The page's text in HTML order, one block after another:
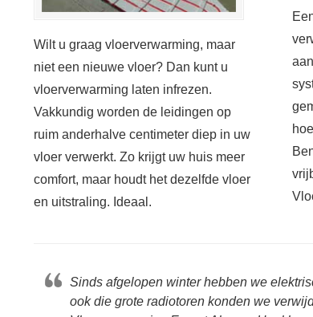
Wilt u graag vloerverwarming, maar
niet een nieuwe vloer? Dan kunt u
vloerverwarming laten infrezen.
Vakkundig worden de leidingen op
ruim anderhalve centimeter diep in uw
vloer verwerkt. Zo krijgt uw huis meer
comfort, maar houdt het dezelfde vloer
en uitstraling. Ideaal.
Sinds afgelopen winter hebben we
ook die grote radiotoren konden we